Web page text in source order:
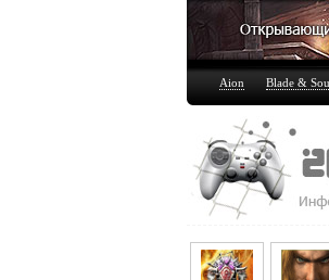
Aion Blade &